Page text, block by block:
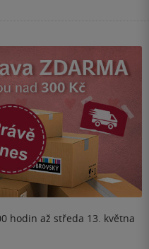
hodin až středa 13. května